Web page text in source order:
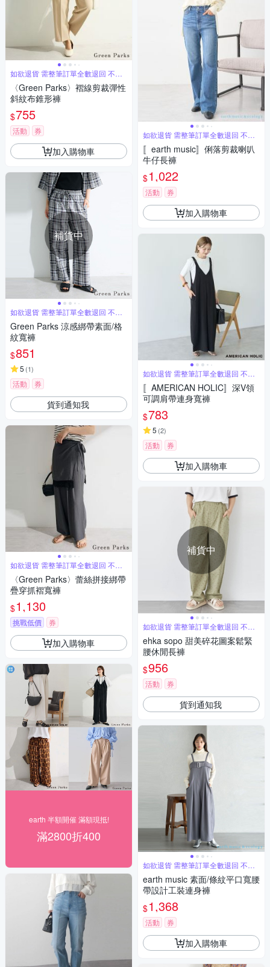
如欲退貨 需整筆訂單全數退回 不能
單退
〈Green Parks〉褶線剪裁彈性
斜紋布錐形褲
$755
活動 券
加入購物車
補貨中
如欲退貨 需整筆訂單全數退回 不能
單退
Green Parks 涼感綁帶素面/格
紋寬褲
$851
5 (1)
活動 券
貨到通知我
如欲退貨 需整筆訂單全數退回 不能
單退
〈Green Parks〉蕾絲拼接綁帶
疊穿抓褶寬褲
$1,130
挑戰低價 券
加入購物車
earth 半額開催 滿額現抵!
滿2800折400
如欲退貨 需整筆訂單全數退回 不能
單退
〚earth music〛俐落剪裁喇叭
牛仔長褲
$1,022
活動 券
加入購物車
如欲退貨 需整筆訂單全數退回 不能
單退
〚AMERICAN HOLIC〛深V領
可調肩帶連身寬褲
$783
5 (2)
活動 券
加入購物車
補貨中
如欲退貨 需整筆訂單全數退回 不能
單退
ehka sopo 甜美碎花圖案鬆緊
腰休閒長褲
$956
活動 券
貨到通知我
如欲退貨 需整筆訂單全數退回 不能
單退
earth music 素面/條紋平口寬腰
帶設計工裝連身褲
$1,368
活動 券
加入購物車